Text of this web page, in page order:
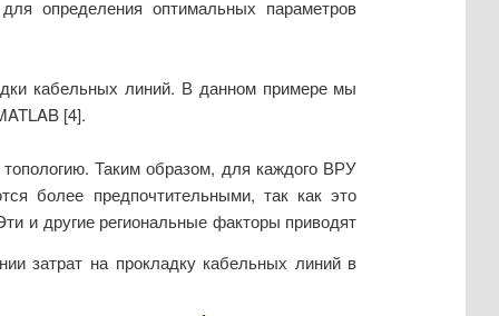
определения оптимальных параметров
кабельных линий. В данном примере мы
[4].
Таким образом, для каждого ВРУ
более предпочтительными, так как это
и другие региональные факторы приводят
затрат на прокладку кабельных линий в